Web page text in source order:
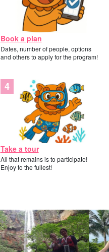
Book a plan
Dates, number of people, options
and others to apply for the program!
Take a tour
All that remains is to participate!
Enjoy to the fullest!